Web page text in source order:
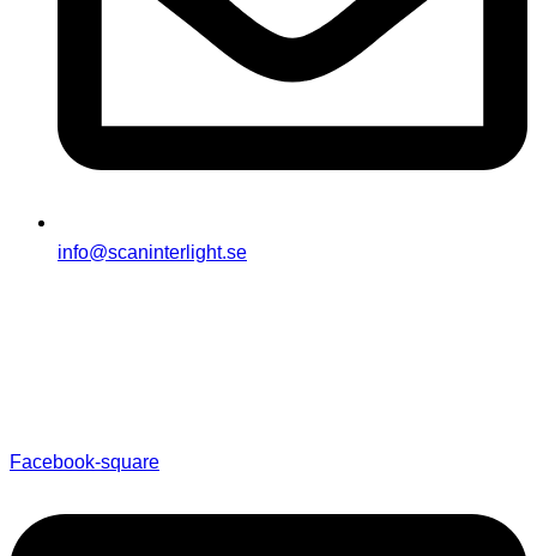
info@scaninterlight.se
Facebook-square